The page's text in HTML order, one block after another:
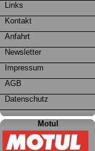
Links
Kontakt
Anfahrt
Newsletter
Impressum
AGB
Datenschutz
Motul